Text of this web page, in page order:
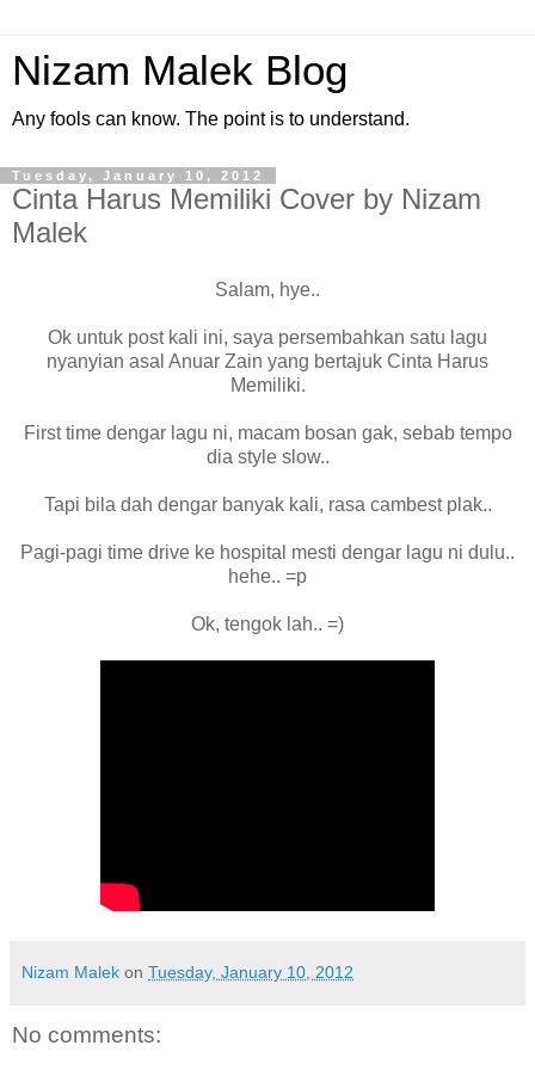
Nizam Malek Blog
Any fools can know. The point is to understand.
Tuesday, January 10, 2012
Cinta Harus Memiliki Cover by Nizam
Malek
Salam, hye..
Ok untuk post kali ini, saya persembahkan satu lagu
nyanyian asal Anuar Zain yang bertajuk Cinta Harus
Memiliki.
First time dengar lagu ni, macam bosan gak, sebab tempo
dia style slow..
Tapi bila dah dengar banyak kali, rasa cambest plak..
Pagi-pagi time drive ke hospital mesti dengar lagu ni dulu..
hehe.. =p
Ok, tengok lah.. =)
Nizam Malek on Tuesday, January 10, 2012
No comments: